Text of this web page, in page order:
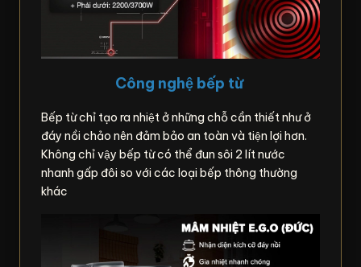
Công nghệ bếp từ
Bếp từ chỉ tạo ra nhiệt ở những chỗ cần thiết như ở
đáy nồi chảo nên đảm bảo an toàn và tiện lợi hơn.
Không chỉ vậy bếp từ có thể đun sôi 2 lít nước
nhanh gấp đôi so với các loại bếp thông thường
khác